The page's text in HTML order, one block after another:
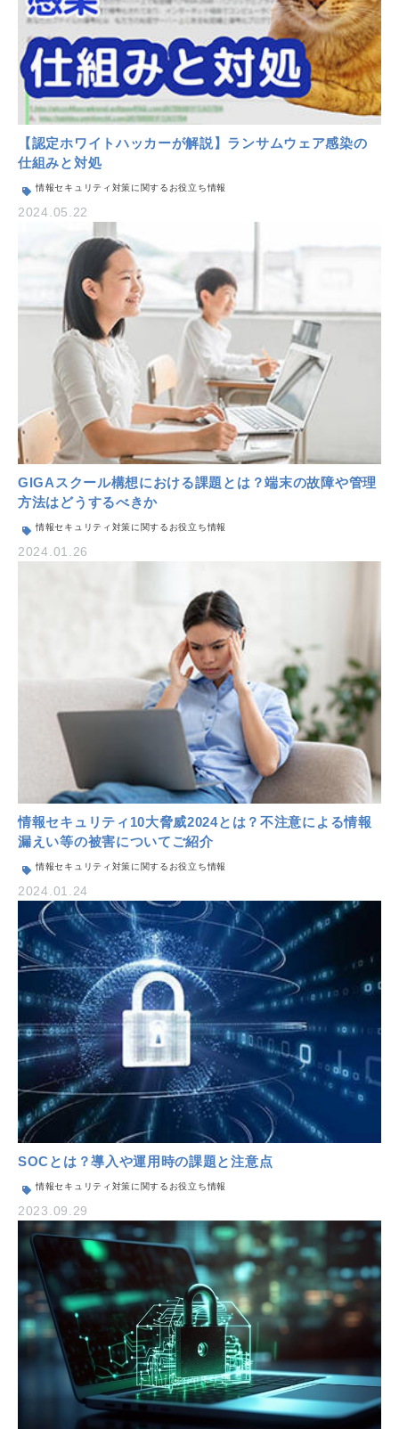
【認定ホワイトハッカーが解説】ランサムウェア感染の
仕組みと対処
情報セキュリティ対策に関するお役立ち情報
2024.05.22
GIGAスクール構想における課題とは？端末の故障や管理
方法はどうするべきか
情報セキュリティ対策に関するお役立ち情報
2024.01.26
情報セキュリティ10大脅威2024とは？不注意による情報
漏えい等の被害についてご紹介
情報セキュリティ対策に関するお役立ち情報
2024.01.24
SOCとは？導入や運用時の課題と注意点
情報セキュリティ対策に関するお役立ち情報
2023.09.29